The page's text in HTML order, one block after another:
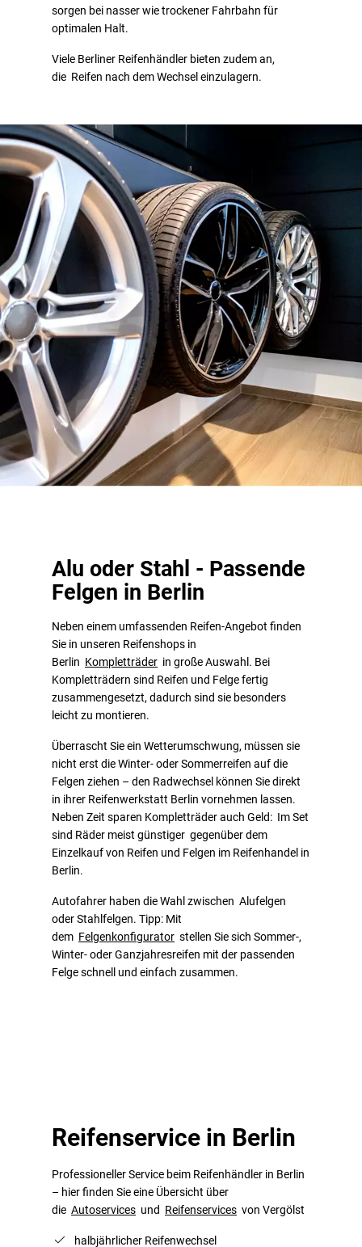
sorgen bei nasser wie trockener Fahrbahn für
optimalen Halt.
Viele Berliner Reifenhändler bieten zudem an,
die Reifen nach dem Wechsel einzulagern.
Alu oder Stahl - Passende
Felgen in Berlin
Neben einem umfassenden Reifen-Angebot finden
Sie in unseren Reifenshops in
Berlin Kompletträder in große Auswahl. Bei
Kompletträdern sind Reifen und Felge fertig
zusammengesetzt, dadurch sind sie besonders
leicht zu montieren.
Überrascht Sie ein Wetterumschwung, müssen sie
nicht erst die Winter- oder Sommerreifen auf die
Felgen ziehen – den Radwechsel können Sie direkt
in ihrer Reifenwerkstatt Berlin vornehmen lassen.
Neben Zeit sparen Kompletträder auch Geld: Im Set
sind Räder meist günstiger gegenüber dem
Einzelkauf von Reifen und Felgen im Reifenhandel in
Berlin.
Autofahrer haben die Wahl zwischen Alufelgen
oder Stahlfelgen. Tipp: Mit
dem Felgenkonfigurator stellen Sie sich Sommer-,
Winter- oder Ganzjahresreifen mit der passenden
Felge schnell und einfach zusammen.
Reifenservice in Berlin
Professioneller Service beim Reifenhändler in Berlin
– hier finden Sie eine Übersicht über
die Autoservices und Reifenservices von Vergölst
halbjährlicher Reifenwechsel